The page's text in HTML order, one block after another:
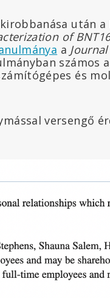
után a
of
a
számos
és
versengő